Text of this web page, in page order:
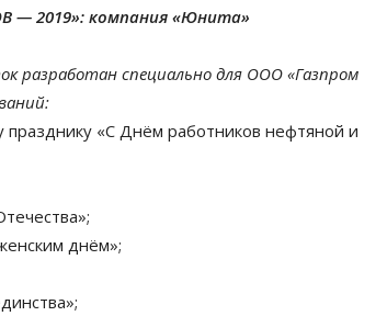
— 2019»: компания «Юнита»
разработан специально для ООО «Газпром
«С Днём работников нефтяной и
днём»;